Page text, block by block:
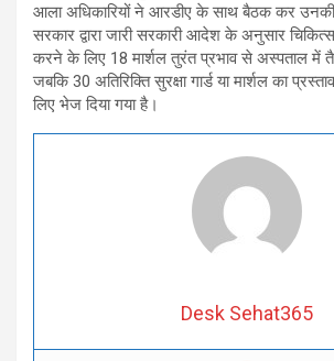
आला अधिकारियों ने आरडीए के साथ बैठक कर उनकी
सरकार द्वारा जारी सरकारी आदेश के अनुसार
करने के लिए 18 मार्शल तुरंत प्रभाव से अस्पताल में
जबकि 30 अतिरिक्ति सुरक्षा गार्ड या मार्शल का
लिए भेज दिया गया है।
Desk Sehat365